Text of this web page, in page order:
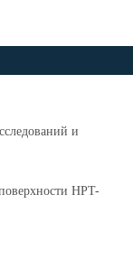
и
HPT-